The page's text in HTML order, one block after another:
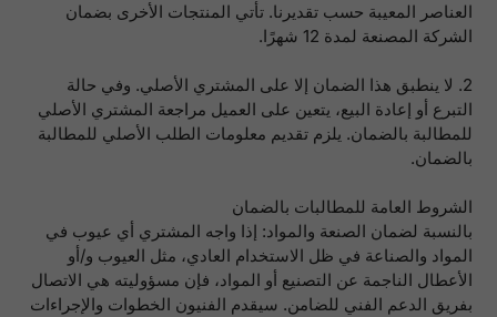
العناصر المعيبة حسب تقديرنا. تأتي المنتجات الأخرى بضمان
الشركة المصنعة لمدة 12 شهرًا.
2. لا ينطبق هذا الضمان إلا على المشتري الأصلي. وفي حالة
التبرع أو إعادة البيع، يتعين على العميل مراجعة المشتري الأصلي
للمطالبة بالضمان. يلزم تقديم معلومات الطلب الأصلي للمطالبة
بالضمان.
الشروط العامة للمطالبات بالضمان
بالنسبة لضمان الصنعة والمواد: إذا واجه المشتري أي عيوب في
المواد والصناعة في ظل الاستخدام العادي، مثل العيوب و/أو
الأعطال الناجمة عن التصنيع أو المواد، فإن مسؤوليته هي الاتصال
بفريق الدعم الفني للضامن. سيقدم الفنيون الخطوات والإجراءات